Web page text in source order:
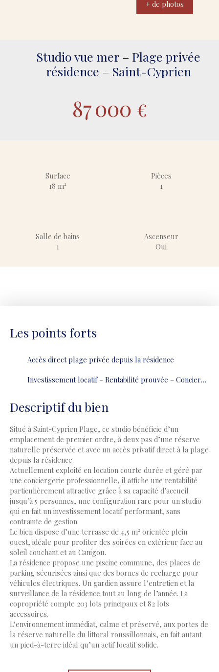
+ de photos
Studio vue mer – Plage privée
résidence – Saint-Cyprien
87 000 €
Surface
18m²
Pièces
1
Salle de bains
1
Ascenseur
Oui
Les points forts
Accès direct plage privée depuis la résidence
Investissement locatif – Rentabilité prouvée – Conciergerie en place
Descriptif du bien
Situé à Saint-Cyprien Plage, ce studio bénéficie d’un
emplacement de premier ordre, à deux pas d’une réserve
naturelle préservée et avec un accès privatif direct à la plage
depuis la résidence.
Actuellement exploité en location courte durée et géré par
une conciergerie professionnelle, il affiche une rentabilité
particulièrement attractive grâce à sa capacité d’accueil
jusqu’à 5 personnes, une configuration rare pour un studio
qui en fait un investissement locatif performant, sans
contrainte de gestion.
Le bien dispose d’une terrasse de 4,5 m² orientée plein
ouest, idéale pour profiter des soirées en extérieur face au
soleil couchant et au Canigou.
La résidence propose une piscine commune, des places de
parking sécurisées ainsi que des bornes de recharge pour
véhicules électriques. Un gardien assure l’entretien et la
surveillance de la résidence tout au long de l’année. La
copropriété compte 203 lots principaux et 82 lots
accessoires.
L’environnement immédiat, calme et préservé, aux portes de
la réserve naturelle du littoral roussillonnais, en fait autant
un pied-à-terre idéal qu’un actif locatif solide.